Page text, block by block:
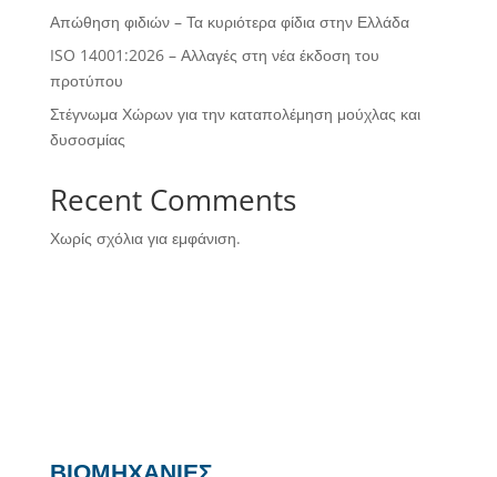
Απώθηση φιδιών – Τα κυριότερα φίδια στην Ελλάδα
ISO 14001:2026 – Αλλαγές στη νέα έκδοση του
προτύπου
Στέγνωμα Χώρων για την καταπολέμηση μούχλας και
δυσοσμίας
Recent Comments
Χωρίς σχόλια για εμφάνιση.